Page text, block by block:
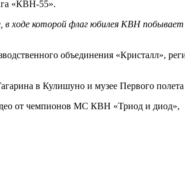
«КВН-55».
ходе которой флаг юбилея КВН побывает
объединения «Кристалл»,
в Кулишуно и музее Первого полета
от чемпионов МС КВН «Триод и диод»,